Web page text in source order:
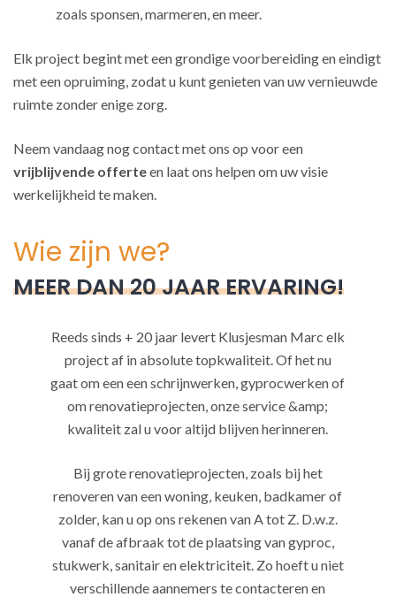
zoals sponsen, marmeren, en meer.
Elk project begint met een grondige voorbereiding en eindigt
met een opruiming, zodat u kunt genieten van uw vernieuwde
ruimte zonder enige zorg.
Neem vandaag nog contact met ons op voor een
vrijblijvende offerteen laat ons helpen om uw visie
werkelijkheid te maken.
Wie zijn we?
MEER DAN 20 JAAR ERVARING!
Reeds sinds + 20 jaar levert Klusjesman Marc elk
project af in absolute topkwaliteit. Of het nu
gaat om een een schrijnwerken, gyprocwerken of
om renovatieprojecten, onze service &amp;
kwaliteit zal u voor altijd blijven herinneren.
Bij grote renovatieprojecten, zoals bij het
renoveren van een woning, keuken, badkamer of
zolder, kan u op ons rekenen van A tot Z. D.w.z.
vanaf de afbraak tot de plaatsing van gyproc,
stukwerk, sanitair en elektriciteit. Zo hoeft u niet
verschillende aannemers te contacteren en